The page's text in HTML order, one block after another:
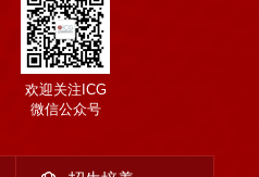
欢迎关注ICG
微信公众号